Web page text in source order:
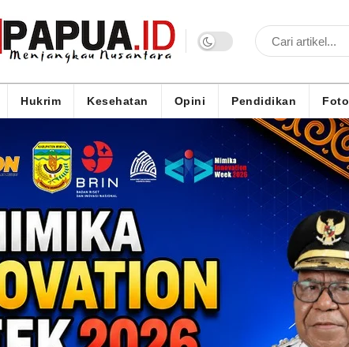
Hukrim Kesehatan Opini Pendidikan Foto